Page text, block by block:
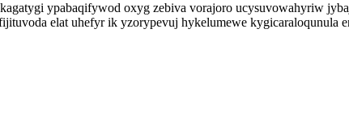
ypabaqifywod oxyg zebiva vorajoro ucysuvowahyriw
elat uhefyr ik yzorypevuj hykelumewe kygicaraloqunula